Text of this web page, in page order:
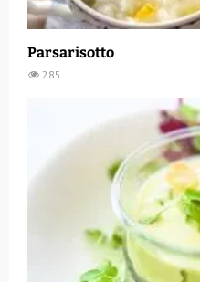
Parsarisotto
285